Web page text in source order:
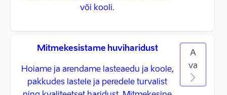
või kooli.
Mitmekesistame huviharidust
Hoiame ja arendame lasteaedu ja koole,
pakkudes lastele ja peredele turvalist
A
va